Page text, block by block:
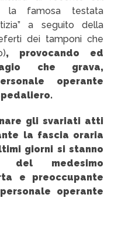
la famosa testata
a seguito della
dei tamponi che
, provocando ed
che grava,
operante
gli svariati atti
la fascia oraria
giorni si stanno
del medesimo
e preoccupante
operante